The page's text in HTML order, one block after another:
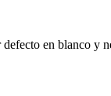
en blanco y